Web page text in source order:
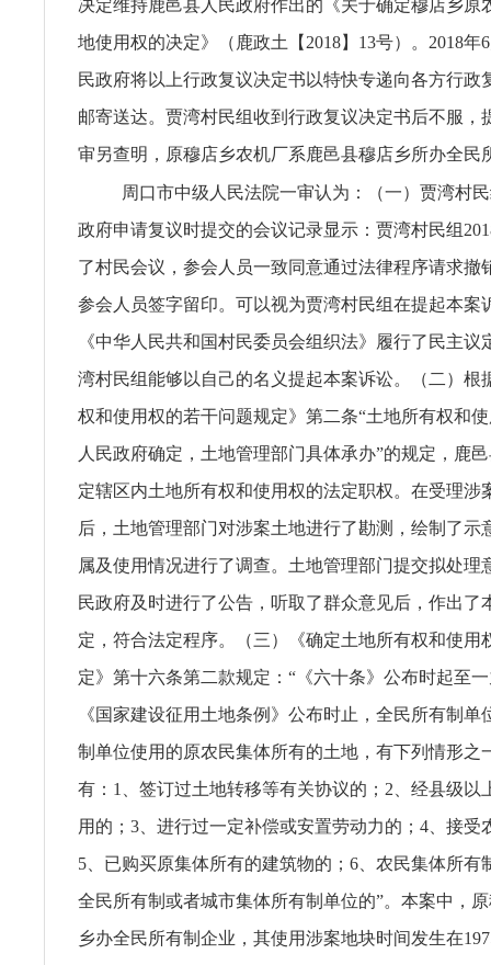
决定维持鹿邑县人民政府作出的《关于确定穆店乡原
地使用权的决定》（鹿政土【2018】13号）。2018年
民政府将以上行政复议决定书以特快专递向各方行政
邮寄送达。贾湾村民组收到行政复议决定书后不服，
审另查明，原穆店乡农机厂系鹿邑县穆店乡所办全民
周口市中级人民法院一审认为：（一）贾湾村
政府申请复议时提交的会议记录显示：贾湾村民组
了村民会议，参会人员一致同意通过法律程序请求撤
参会人员签字留印。可以视为贾湾村民组在提起本案
《中华人民共和国村民委员会组织法》履行了民主议
湾村民组能够以自己的名义提起本案诉讼。（二）根
权和使用权的若干问题规定》第二条“土地所有权和
人民政府确定，土地管理部门具体承办”的规定，鹿
定辖区内土地所有权和使用权的法定职权。在受理涉
后，土地管理部门对涉案土地进行了勘测，绘制了示
属及使用情况进行了调查。土地管理部门提交拟处理
民政府及时进行了公告，听取了群众意见后，作出了
定，符合法定程序。（三）《确定土地所有权和使用
定》第十六条第二款规定：“《六十条》公布时起至
《国家建设征用土地条例》公布时止，全民所有制单
制单位使用的原农民集体所有的土地，有下列情形之
有：1、签订过土地转移等有关协议的；2、经县级以
用的；3、进行过一定补偿或安置劳动力的；4、接受
5、已购买原集体所有的建筑物的；6、农民集体所有
全民所有制或者城市集体所有制单位的”。本案中，
乡办全民所有制企业，其使用涉案地块时间发生在